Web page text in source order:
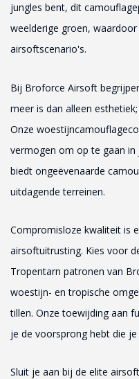
jungles bent, dit
weelderige groen,
airsoftscenario's.
Bij Broforce Airsoft
meer is dan alleen
Onze
vermogen om op te gaan
biedt ongeëvenaarde
uitdagende terreinen.
Compromisloze kwaliteit is
airsoftuitrusting. Kies voor
Tropentarn patronen van
woestijn- en tropische
tillen. Onze toewijding aan
je de voorsprong hebt die
Sluit je aan bij de elite